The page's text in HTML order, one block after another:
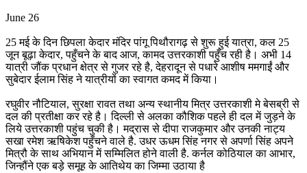
June 26
25 मई के दिन छिपला केदार मंदिर पांगू पिथौरागढ़ से शुरू हुई यात्रा, कल 25
जून बूढ़ा केदार, पहुँचने के बाद आज, कामद उत्तरकाशी पहुँच रही है। अभी 14
यात्री जौंक प्रधान क्षेत्र से गुजर रहे है, देहरादून से पधारे आशीष ममगाईं और
सुबेदार ईलाम सिंह ने यात्रीयों का स्वागत कमद में किया।
रघुवीर नौटियाल, सुरक्षा रावत तथा अन्य स्थानीय मित्र उत्तरकाशी मे बेसब्री से
दल की प्रतीक्षा कर रहे है। दिल्ली से अलका कौशिक पहले ही दल में जुड़ने के
लिये उत्तरकाशी पहुंच चुकी है। मद्रास से दीपा राजकुमार और उनकी नाट्य
सखा रमेश ऋषिकेश पहुँचने वाले है. उधर ऊधम सिंह नगर से अपर्णा सिंह अपने
मित्रौ के साथ अभियान में सम्मिलित होने वाली है. कर्नल कोठियाल का आभार,
जिन्हौंने एक बड़े समूह के आतिथेय का जिम्मा उठाया है